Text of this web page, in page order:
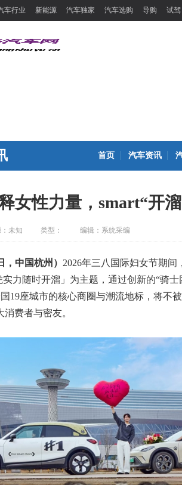
车行业 新能源 汽车独家 汽车选购 导购 试驾
首页 汽车资讯
女性力量，smart“开
未知 类型： 编辑：系统采编
，中国杭州） 2026年三八国际妇女节期
实力随时开溜」为主题，通过创新的“骑
19座城市的核心商圈与潮流地标，将不
费者与密友。